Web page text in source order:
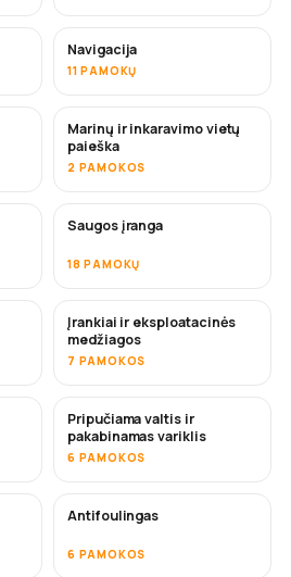
Navigacija
11 PAMOKŲ
Marinų ir inkaravimo vietų
paieška
2 PAMOKOS
Saugos įranga
18 PAMOKŲ
Įrankiai ir eksploatacinės
medžiagos
7 PAMOKOS
Pripučiama valtis ir
pakabinamas variklis
6 PAMOKOS
NETRUKUS
Antifoulingas
6 PAMOKOS